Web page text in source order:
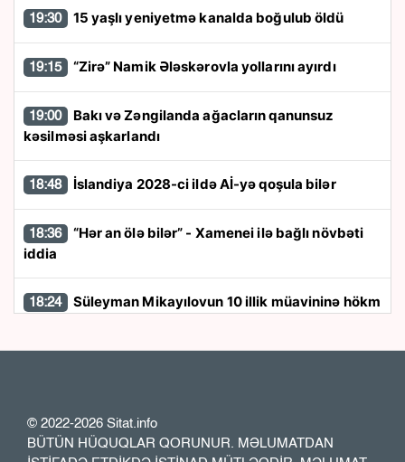
19:30 15 yaşlı yeniyetmə kanalda boğulub öldü
19:15 “Zirə” Namik Ələskərovla yollarını ayırdı
19:00
kəsilməsi aşkarlandı
18:48 İslandiya 2028-ci ildə Aİ-yə qoşula bilər
18:36
iddia
18:24
18:00 “Bizim xarakterimizdə təslim olmaq yoxdur” -
© 2022-2026 Sitat.info
BÜTÜN HÜQUQLAR QORUNUR. MƏLUMATDAN